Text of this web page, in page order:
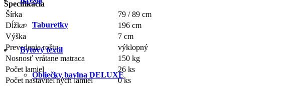
Taburetky
Bytový textil
Obliečky bavlna DELUXE
Špecifikácia
Šírka
79 / 89 cm
Dĺžka
196 cm
Výška
7 cm
Prevedenie roštu
výklopný
Nosnosť vrátane matraca
150 kg
Počet lamiel
26 ks
Počet nastaviteľných lamiel
0 ks